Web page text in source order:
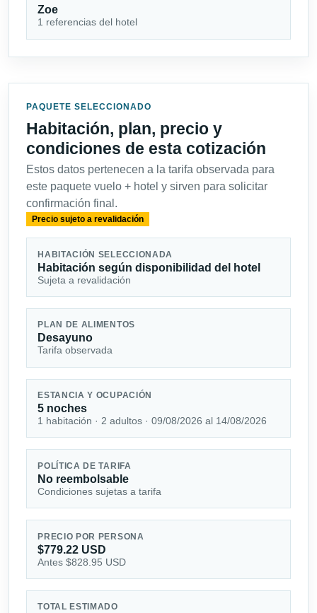
Zoe
1 referencias del hotel
PAQUETE SELECCIONADO
Habitación, plan, precio y
condiciones de esta cotización
Estos datos pertenecen a la tarifa observada para
este paquete vuelo + hotel y sirven para solicitar
confirmación final.
Precio sujeto a revalidación
HABITACIÓN SELECCIONADA
Habitación según disponibilidad del hotel
Sujeta a revalidación
PLAN DE ALIMENTOS
Desayuno
Tarifa observada
ESTANCIA Y OCUPACIÓN
5 noches
1 habitación · 2 adultos · 09/08/2026 al 14/08/2026
POLÍTICA DE TARIFA
No reembolsable
Condiciones sujetas a tarifa
PRECIO POR PERSONA
$779.22 USD
Antes $828.95 USD
TOTAL ESTIMADO